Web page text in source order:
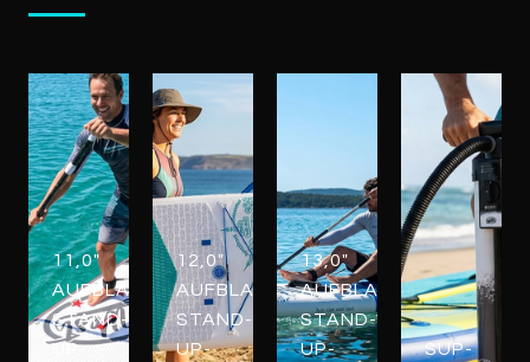
11,0"
AUFBLASBARE
STAND-
UP-
12,0"
AUFBLASBARE
STAND-
UP-
13,0"
AUFBLASBARE
STAND-
UP-
SUP-